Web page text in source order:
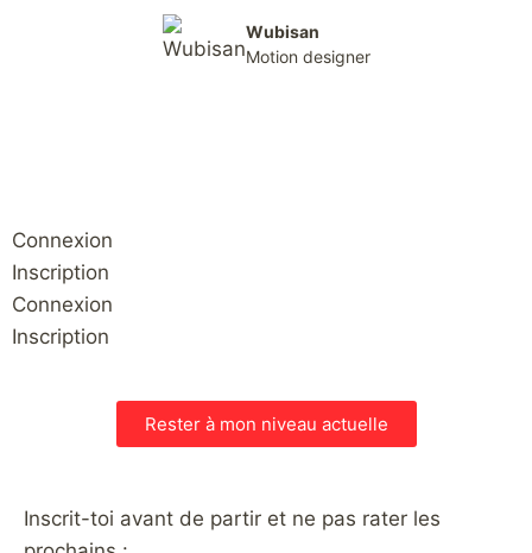
Wubisan
Motion designer
Connexion
Inscription
Connexion
Inscription
Rester à mon niveau actuelle
Inscrit-toi avant de partir et ne pas rater les